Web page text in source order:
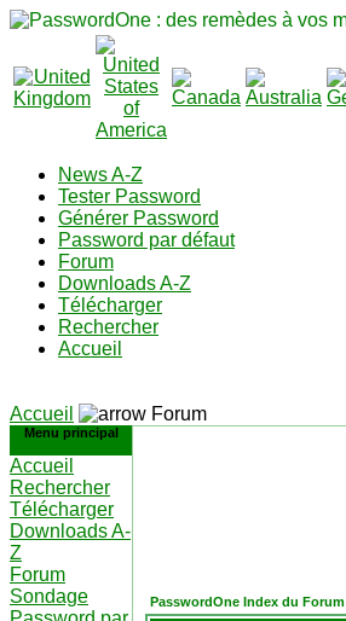
News A-Z
Tester Password
Générer Password
Password par défaut
Forum
Downloads A-Z
Télécharger
Rechercher
Accueil
Accueil
Forum
Menu principal
Accueil
Rechercher
Télécharger
Downloads A-
Z
Forum
Sondage
PasswordOne Index du Forum